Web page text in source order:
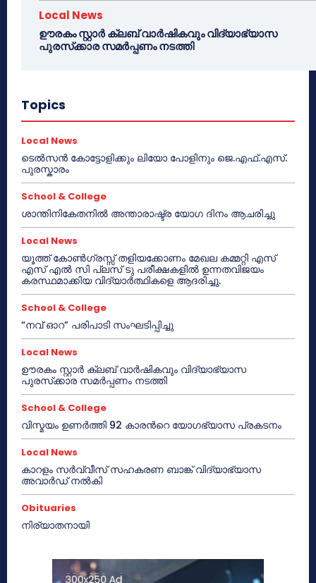
Local News
ഊരകം സ്റ്റാർ ക്ലബ് വാർഷികവും വിദ്യാഭ്യാസ
പുരസ്‌ക്കാര സമർപ്പണം നടത്തി
Topics
Local News
ടെൽസൻ കോട്ടോളിക്കും ലിയോ പോളിനും ജെ.എഫ്.എസ്.
പുരസ്കാരം
School & College
ശാന്തിനികേതനിൽ അന്താരാഷ്ട്ര യോഗ ദിനം ആചരിച്ചു
Local News
യൂത്ത് കോൺഗ്രസ്സ് തളിയക്കോണം മേഖല കമ്മറ്റി എസ്
എസ് എൽ സി പ്ലസ് ടു പരീക്ഷകളിൽ ഉന്നതവിജയം
കരസ്ഥമാക്കിയ വിദ്യാർത്ഥികളെ ആദരിച്ചു.
School & College
“നവ് ഓറ” പരിപാടി സംഘടിപ്പിച്ചു
Local News
ഊരകം സ്റ്റാർ ക്ലബ് വാർഷികവും വിദ്യാഭ്യാസ
പുരസ്‌ക്കാര സമർപ്പണം നടത്തി
School & College
വിസ്മയം ഉണർത്തി 92 കാരൻറെ യോഗഭ്യാസ പ്രകടനം
Local News
കാറളം സർവ്വീസ് സഹകരണ ബാങ്ക് വിദ്യാഭ്യാസ
അവാർഡ് നൽകി
Obituaries
നിര്യാതനായി